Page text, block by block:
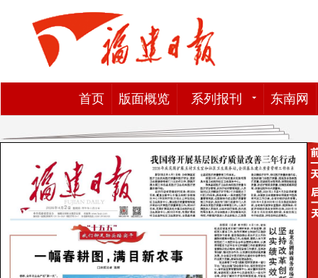
首页 版面概览 系列报刊 东南网